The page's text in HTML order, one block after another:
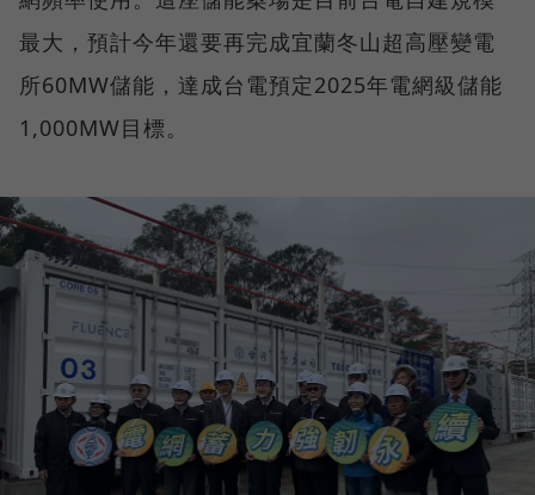
最大，預計今年還要再完成宜蘭冬山超高壓變電
所60MW儲能，達成台電預定2025年電網級儲能
1,000MW目標。